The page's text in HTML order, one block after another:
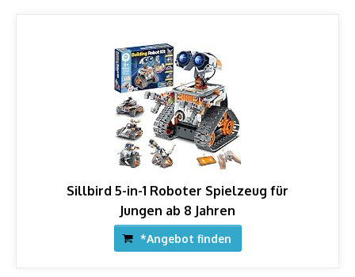
Sillbird 5-in-1 Roboter Spielzeug für
Jungen ab 8 Jahren
*Angebot finden